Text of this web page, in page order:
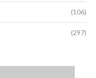
(106)
(297)